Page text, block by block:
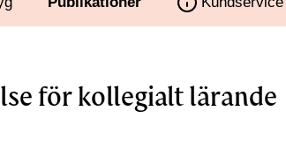
för kollegialt lärande